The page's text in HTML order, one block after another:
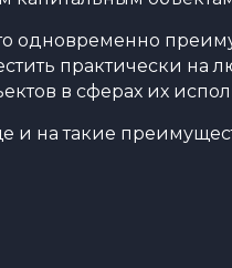
одновременно
практически на
в сферах их
и на такие